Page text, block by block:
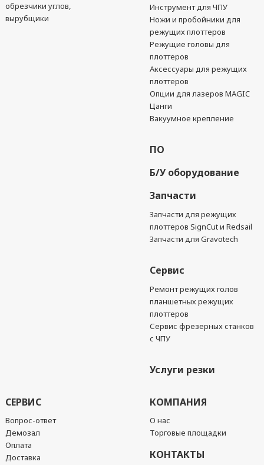
обрезчики углов,
вырубщики
Инструмент для ЧПУ
Ножи и пробойники для
режущих плоттеров
Режущие головы для
плоттеров
Аксессуары для режущих
плоттеров
Опции для лазеров MAGIC
Цанги
Вакуумное крепление
ПО
Б/У оборудование
Запчасти
Запчасти для режущих
плоттеров SignCut и Redsail
Запчасти для Gravotech
Сервис
Ремонт режущих голов
планшетных режущих
плоттеров
Сервис фрезерных станков
с ЧПУ
Услуги резки
СЕРВИС
Вопрос-ответ
Демозал
Оплата
Доставка
КОМПАНИЯ
О нас
Торговые площадки
КОНТАКТЫ